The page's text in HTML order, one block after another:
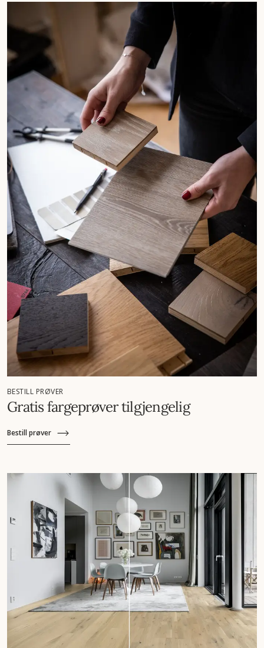
BESTILL PRØVER
Gratis fargeprøver tilgjengelig
Bestill prøver